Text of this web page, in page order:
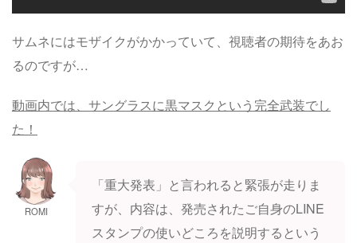
サムネにはモザイクがかかっていて、視聴者の期待をあお
るのですが…
動画内では、サングラスに黒マスクという完全武装でし
た！
ROMI
「重大発表」と言われると緊張が走りま
すが、内容は、発売されたご自身のLINE
スタンプの使いどころを説明するという